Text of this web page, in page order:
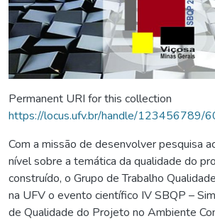
Permanent URI for this collection
https://locus.ufv.br/handle/123456789/
Com a missão de desenvolver pesquisa
nível sobre a temática da qualidade do
construído, o Grupo de Trabalho
na UFV o evento científico IV SBQP –
de Qualidade do Projeto no Ambiente